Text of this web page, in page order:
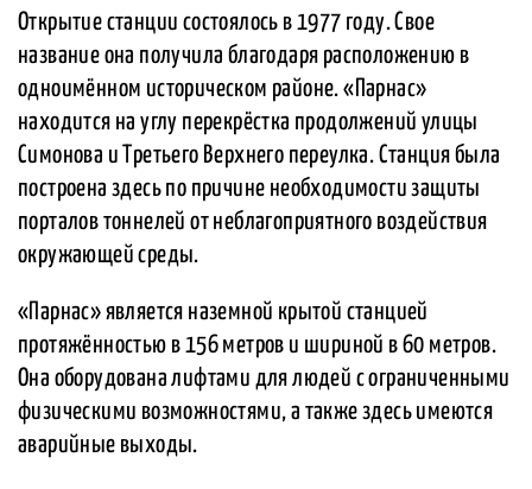
Открытие станции состоялось в 1977 году. Свое
название она получила благодаря расположению в
одноимённом историческом районе. «Парнас»
находится на углу перекрёстка продолжений улицы
Симонова и Третьего Верхнего переулка. Станция была
построена здесь по причине необходимости защиты
порталов тоннелей от неблагоприятного воздействия
окружающей среды.
«Парнас» является наземной крытой станцией
протяжённостью в 156 метров и шириной в 60 метров.
Она оборудована лифтами для людей с ограниченными
физическими возможностями, а также здесь имеются
аварийные выходы.